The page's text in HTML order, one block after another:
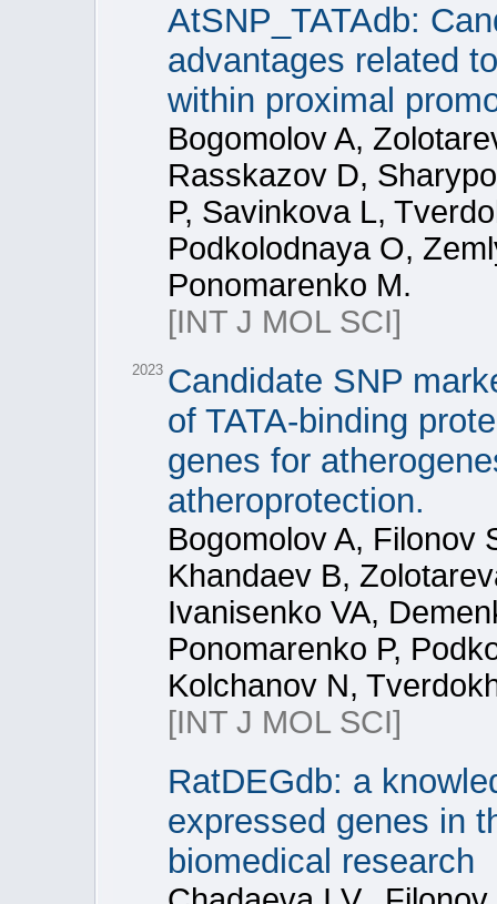
AtSNP_TATAdb:
advantages related
within proximal
Bogomolov A,
Rasskazov D,
P, Savinkova L,
Podkolodnaya O,
Ponomarenko M.
[INT J MOL SCI]
2023 Candidate SNP
of TATA-binding
genes for
atheroprotection.
Bogomolov A, Filonov
Khandaev B,
Ivanisenko VA,
Ponomarenko P,
Kolchanov N,
[INT J MOL SCI]
RatDEGdb: a
expressed genes in
biomedical research